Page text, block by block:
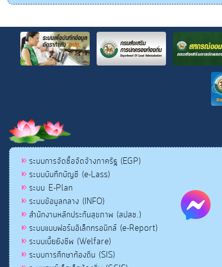
ระบบการจัดซื้อจัดจ้างภาครัฐ (EGP)
ระบบบันทึกบัญชี (e-Lass)
ระบบ E-Plan
ระบบข้อมูลกลาง (INFO)
สำนักงานหลักประกันสุขภาพ (สปสช.)
ระบบแบบฟอร์มอิเล็กทรอนิกส์ (e-Report)
ระบบเบี้ยยังชีพ (Welfare)
ระบบการศึกษาท้องถิ่น (SIS)